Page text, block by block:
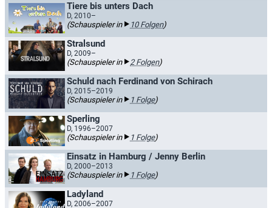
Tiere bis unters Dach
D, 2010–
(Schauspieler in 10 Folgen)
Stralsund
D, 2009–
(Schauspieler in 2 Folgen)
Schuld nach Ferdinand von Schirach
D, 2015–2019
(Schauspieler in 1 Folge)
Sperling
D, 1996–2007
(Schauspieler in 1 Folge)
Einsatz in Hamburg / Jenny Berlin
D, 2000–2013
(Schauspieler in 1 Folge)
Ladyland
D, 2006–2007